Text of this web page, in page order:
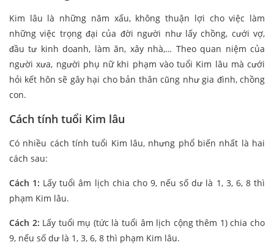
Kim lâu là những năm xấu, không thuận lợi cho việc làm
những việc trọng đại của đời người như lấy chồng, cưới vợ,
đầu tư kinh doanh, làm ăn, xây nhà,… Theo quan niệm của
người xưa, người phụ nữ khi phạm vào tuổi Kim lâu mà cưới
hỏi kết hôn sẽ gây hại cho bản thân cũng như gia đình, chồng
con.
Cách tính tuổi Kim lâu
Có nhiều cách tính tuổi Kim lâu, nhưng phổ biến nhất là hai
cách sau:
Cách 1: Lấy tuổi âm lịch chia cho 9, nếu số dư là 1, 3, 6, 8 thì
phạm Kim lâu.
Cách 2: Lấy tuổi mụ (tức là tuổi âm lịch cộng thêm 1) chia cho
9, nếu số dư là 1, 3, 6, 8 thì phạm Kim lâu.